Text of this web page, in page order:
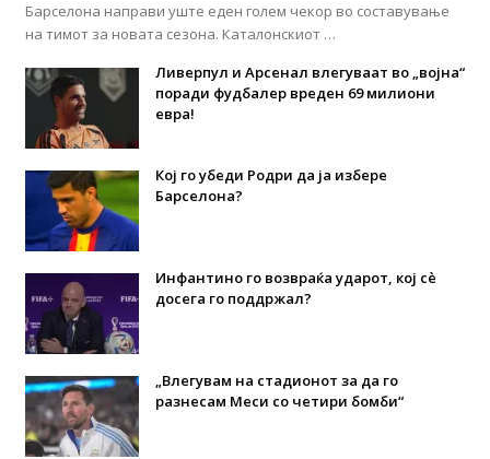
Барселона направи уште еден голем чекор во составување
на тимот за новата сезона. Каталонскиот …
Ливерпул и Арсенал влегуваат во „војна“
поради фудбалер вреден 69 милиони
евра!
Кој го убеди Родри да ја избере
Барселона?
Инфантино го возвраќа ударот, кој сè
досега го поддржал?
„Влегувам на стадионот за да го
разнесам Меси со четири бомби“